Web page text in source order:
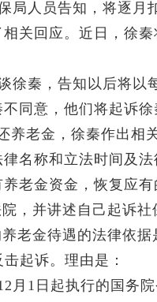
局人员告知，将逐月
关回应。近日，徐
徐秦，告知以后将以
同意，他们将起诉徐
养老金，徐秦作出相
名称和立法时间及
老金资金，恢复应有
，并讲述自己起诉社
老金待遇的法律依
起诉。理由是：
月1日起执行的国务